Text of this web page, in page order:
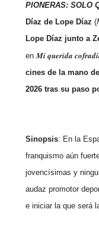
PIONERAS: SOLO
Díaz de Lope Díaz (
Lope Díaz junto a
enMi querida
cines de la mano
2026 tras su paso
Sinopsis: En la
franquismo aún
jovencísimas y
audaz promotor
e iniciar la que será